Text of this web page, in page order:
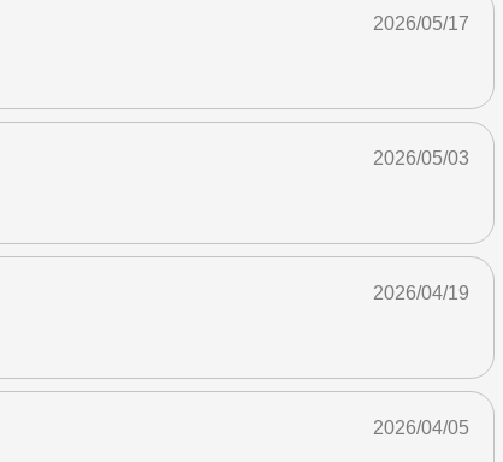
2026/05/17
2026/05/03
2026/04/19
2026/04/05